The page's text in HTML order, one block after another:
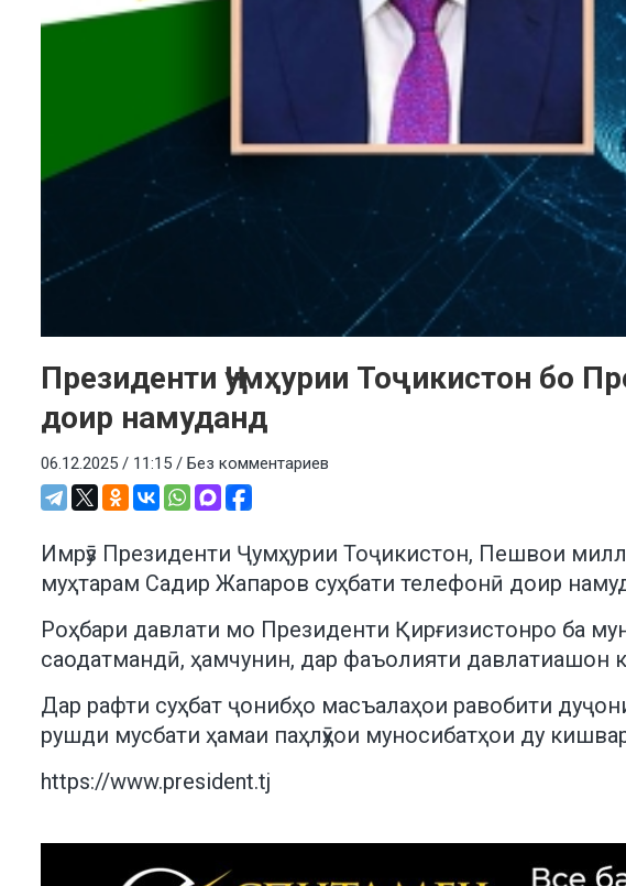
Президенти Ҷумҳурии Тоҷикистон бо
доир намуданд
06.12.2025 / 11:15 / Без комментариев
Имрӯз Президенти Ҷумҳурии Тоҷикистон, Пешвои
муҳтарам Садир Жапаров суҳбати телефонӣ доир
Роҳбари давлати мо Президенти Қирғизистонро ба
саодатмандӣ, ҳамчунин, дар фаъолияти давлатиашон
Дар рафти суҳбат ҷонибҳо масъалаҳои равобити
рушди мусбати ҳамаи паҳлӯҳои муносибатҳои ду
https://www.president.tj